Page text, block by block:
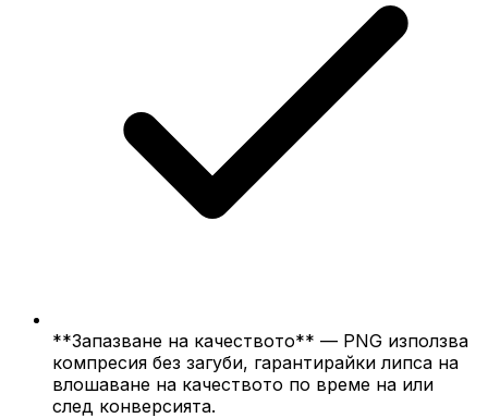
**Запазване на качеството** — PNG използва
компресия без загуби, гарантирайки липса на
влошаване на качеството по време на или
след конверсията.